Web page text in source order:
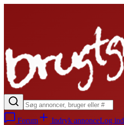
Forum Indryk annonceLog ind